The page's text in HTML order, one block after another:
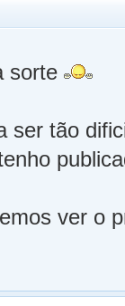
sorte
ser tão
ver o